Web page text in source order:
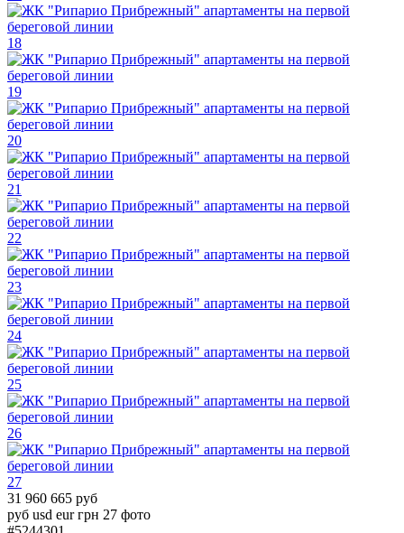
18
19
20
21
22
23
24
25
26
27
31 960 665 руб
руб usd eur грн 27 фото